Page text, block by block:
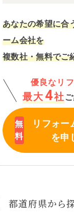
あなたの希望に合
ーム会社を
複数社・無料でご
優良なリ
最大 4社
リフォー
を申
都道府県から